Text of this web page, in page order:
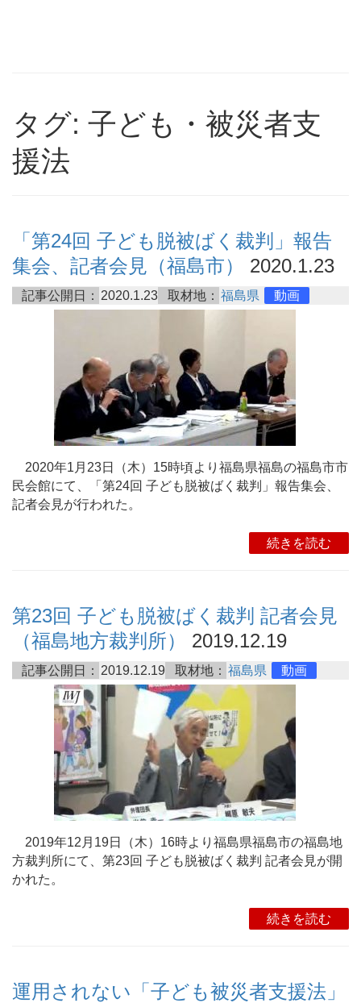
タグ: 子ども・被災者支
援法
「第24回 子ども脱被ばく裁判」報告
集会、記者会見（福島市）
2020.1.23
記事公開日： 2020.1.23 取材地： 福島県 動画
2020年1月23日（木）15時頃より福島県福島の福島市市
民会館にて、「第24回 子ども脱被ばく裁判」報告集会、
記者会見が行われた。
続きを読む
第23回 子ども脱被ばく裁判 記者会見
（福島地方裁判所）
2019.12.19
記事公開日： 2019.12.19 取材地： 福島県 動画
2019年12月19日（木）16時より福島県福島市の福島地
方裁判所にて、第23回 子ども脱被ばく裁判 記者会見が開
かれた。
続きを読む
運用されない「子ども被災者支援法」